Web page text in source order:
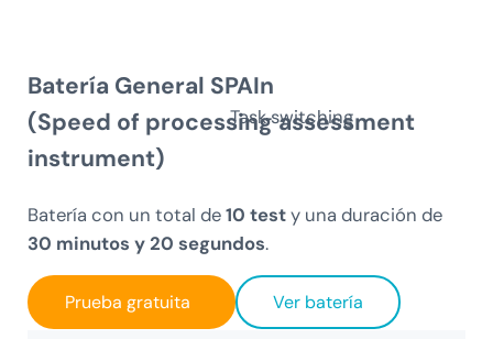
Task switching
Batería General SPAIn
(Speed of processing assessment
instrument)
Batería con un total de10 testy una duración de
30 minutos y 20 segundos.
Prueba gratuita Ver batería